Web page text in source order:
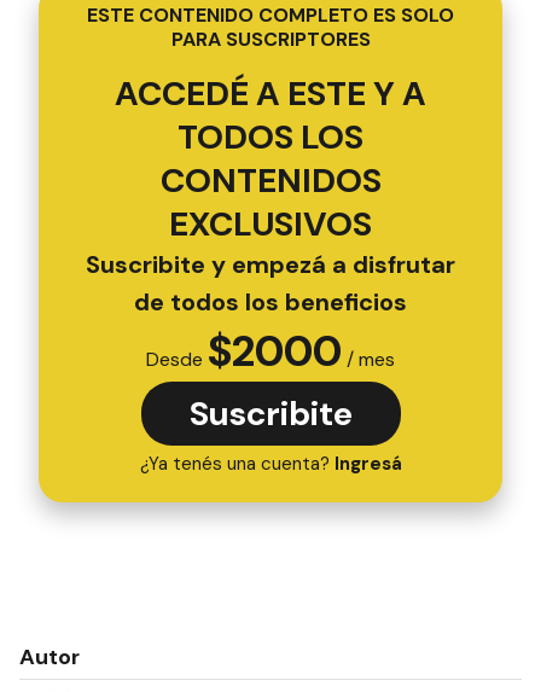
ESTE CONTENIDO COMPLETO ES SOLO
PARA SUSCRIPTORES
ACCEDÉ A ESTE Y A
TODOS LOS
CONTENIDOS
EXCLUSIVOS
Suscribite y empezá a disfrutar
de todos los beneficios
Desde $2000 / mes
Suscribite
¿Ya tenés una cuenta? Ingresá
Autor